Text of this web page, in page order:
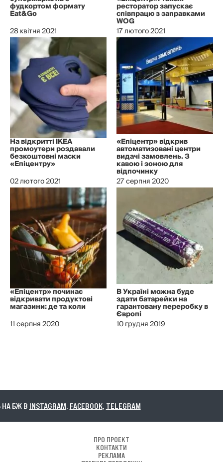
фудкортом формату
Eat&Go
28 квітня 2021
ресторатор запускає
співпрацю з заправками
WOG
17 лютого 2021
На відкритті IKEA
промоутери роздавали
безкоштовні маски
«Епіцентру»
02 лютого 2021
«Епіцентр» відкрив
автоматизовані центри
видачі замовлень. З
кавою і зоною для
відпочинку
27 серпня 2020
«Епіцентр» починає
відкривати продуктові
магазини: де та коли
11 серпня 2020
В Україні можна буде
здати батарейки на
гарантовану переробку в
Європі
10 грудня 2019
ВINSTAGRAM,FACEBOOK,TELEGRAM
ПРО ПРОЕКТ
КОНТАКТИ
РЕКЛАМА